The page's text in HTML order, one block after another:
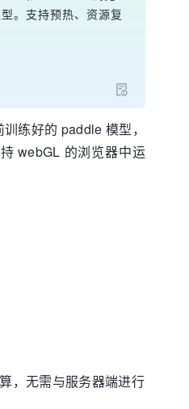
。支持预热、资源复
练好的 paddle 模型，
webGL 的浏览器中运
，无需与服务器端进行